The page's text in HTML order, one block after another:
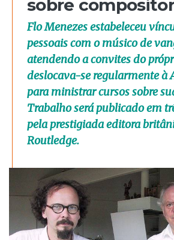
sobre compositor
Flo Menezes estabeleceu
pessoais com o músico de
atendendo a convites do
deslocava-se regularmente à
para ministrar cursos sobre
Trabalho será publicado em
pela prestigiada editora
Routledge.